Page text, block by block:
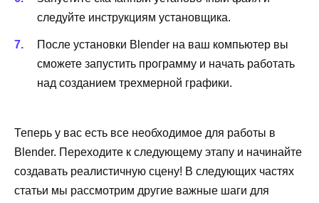
следуйте инструкциям установщика.
После установки Blender на ваш компьютер вы
сможете запустить программу и начать работать
над созданием трехмерной графики.
Теперь у вас есть все необходимое для работы в
Blender. Переходите к следующему этапу и начинайте
создавать реалистичную сцену! В следующих частях
статьи мы рассмотрим другие важные шаги для